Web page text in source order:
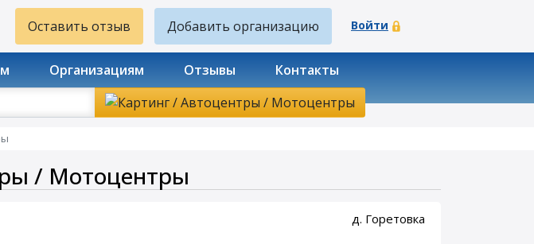
Оставить отзыв Добавить организацию Войти
Организациям Отзывы Контакты
/ Мотоцентры
д. Горетовка